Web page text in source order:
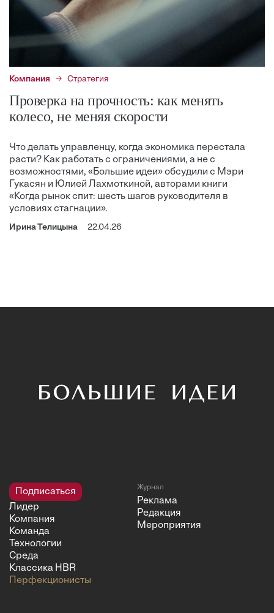
Компания Стратегия
Проверка на прочность: как менять
колесо, не меняя скорости
Что делать управленцу, когда экономика перестала
расти? Как работать с ограничениями, а не с
возможностями, «Большие идеи» обсудили с Мэри
Гукасян и Юлией Лахмоткиной, авторами книги
«Когда рынок спит: шесть шагов руководителя в
условиях стагнации».
Ирина Телицына 22.04.26
Подписаться
Лидер
Компания
Команда
Технологии
Среда
Классика HBR
Перфекционисты
Журнал
Реклама
Редакция
Мероприятия